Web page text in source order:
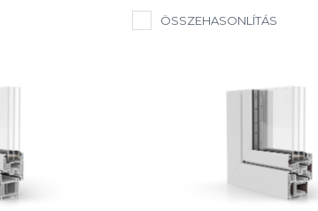
ÖSSZEHASONLÍTÁS